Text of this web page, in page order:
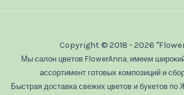
Copyright © 2018 - 2026
Мы салон цветов FlowerAnna, имеем
ассортимент готовых композиций и
Быстрая доставка свежих цветов и букетов